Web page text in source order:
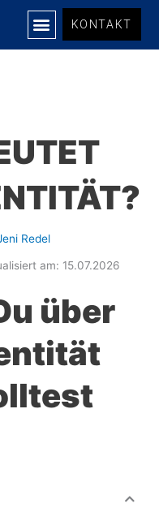
KONTAKT
Redel
am: 15.07.2026
über